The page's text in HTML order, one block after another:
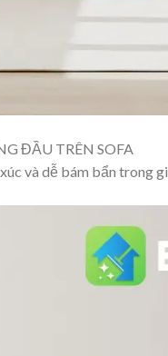
ĐẦU TRÊN SOFA
và dễ bám bẩn trong